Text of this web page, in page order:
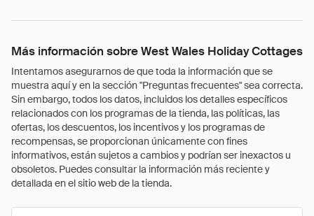
Más información sobre West Wales Holiday Cottages
Intentamos asegurarnos de que toda la información que se
muestra aquí y en la sección "Preguntas frecuentes" sea correcta.
Sin embargo, todos los datos, incluidos los detalles específicos
relacionados con los programas de la tienda, las políticas, las
ofertas, los descuentos, los incentivos y los programas de
recompensas, se proporcionan únicamente con fines
informativos, están sujetos a cambios y podrían ser inexactos u
obsoletos. Puedes consultar la información más reciente y
detallada en el sitio web de la tienda.